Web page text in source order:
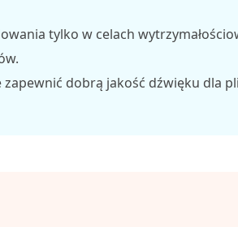
tylko w celach
zapewnić dobrą jakość dźwięku dla